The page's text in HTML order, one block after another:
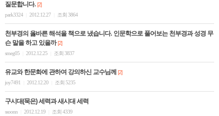
질문합니다. [2]
park3324
2012.12.27 조회 3864
천부경의 옳바른 해석을 책으로 냈습니다. 인문학으로 풀어보는 천부경과 성경 무
슨 말을 하고 있을까 [2]
smeg05
2012.12.25 조회 3837
유교와 한문화에 관하여 강의하신 교수님께 [2]
joy7491
2012.12.20 조회 5235
구시대(묵은) 세력과 새시대 세력
ssoonn 2012.12.19 조회 4339